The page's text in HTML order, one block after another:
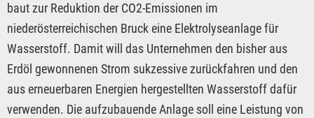
baut zur Reduktion der CO2-Emissionen im
niederösterreichischen Bruck eine Elektrolyseanlage für
Wasserstoff. Damit will das Unternehmen den bisher aus
Erdöl gewonnenen Strom sukzessive zurückfahren und den
aus erneuerbaren Energien hergestellten Wasserstoff dafür
verwenden. Die aufzubauende Anlage soll eine Leistung von